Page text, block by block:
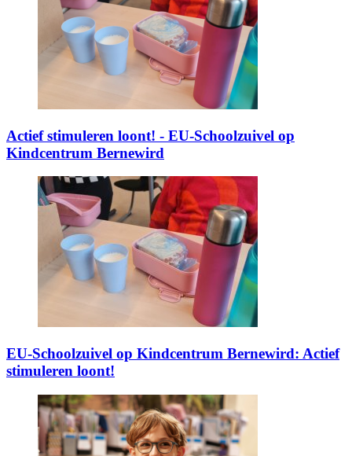
Actief stimuleren loont! - EU-Schoolzuivel op
Kindcentrum Bernewird
EU-Schoolzuivel op Kindcentrum Bernewird: Actief
stimuleren loont!